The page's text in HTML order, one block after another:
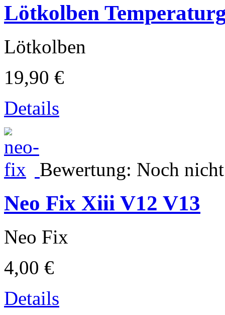
Lötkolben
Lötkolben
19,90 €
Details
Bewertung: Noch
Neo Fix Xiii V12 V13
Neo Fix
4,00 €
Details